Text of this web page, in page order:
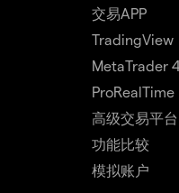
交易APP
TradingView
MetaTrader
ProRealTime
高级交易平台
功能比较
模拟账户